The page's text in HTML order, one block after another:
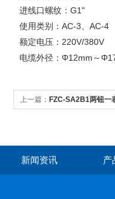
进线口螺纹：G1"
使用类别：AC-3、AC-4
额定电压：220V/380V
电缆外径：Φ12mm～
上一篇： FZC-SA2B1两钮一
新闻资讯 产